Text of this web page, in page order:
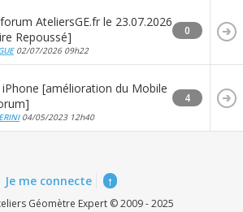
AteliersGE.fr le 23.07.2026
Repoussé]
02/07/2026 09h22
0
[amélioration du Mobile
04/05/2023 12h40
4
Je me connecte ↑
Géomètre Expert © 2009 - 2025